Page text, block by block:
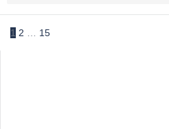
1 2 15